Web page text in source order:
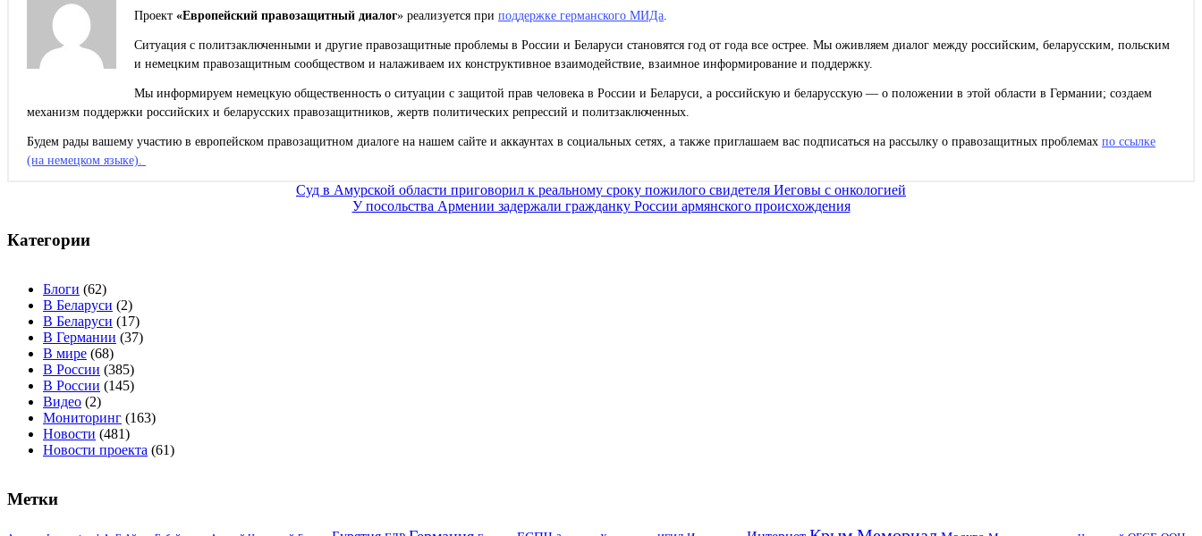
Проект «Европейский правозащитный диалог» реализуется при поддержке германского МИДа
Ситуация с политзаключенными и другие правозащитные проблемы в России и Беларуси становятся год от года все острее. Мы оживляем диалог между российским, беларусским, польским
и немецким правозащитным сообществом и налаживаем их конструктивное взаимодействие, взаимное информирование и поддержку.
Мы информируем немецкую общественность о ситуации с защитой прав человека в России и Беларуси, а российскую и беларусскую — о положении в этой области в Германии; создаем
механизм поддержки российских и беларусских правозащитников, жертв политических репрессий и политзаключенных.
Будем рады вашему участию в европейском правозащитном диалоге на нашем сайте и аккаунтах в социальных сетях, а также приглашаем вас подписаться на рассылку о правозащитных проблемах по ссылке
(на немецком языке).
записям
Суд в Амурской области приговорил к реальному сроку пожилого свидетеля Иеговы с онкологией
У посольства Армении задержали гражданку России армянского происхождения
Категории
Блоги (62)
В Беларуси (2)
В Беларуси (17)
В Германии (37)
В мире (68)
В России (385)
В России (145)
Видео (2)
Мониторинг (163)
Новости (481)
Новости проекта (61)
Метки